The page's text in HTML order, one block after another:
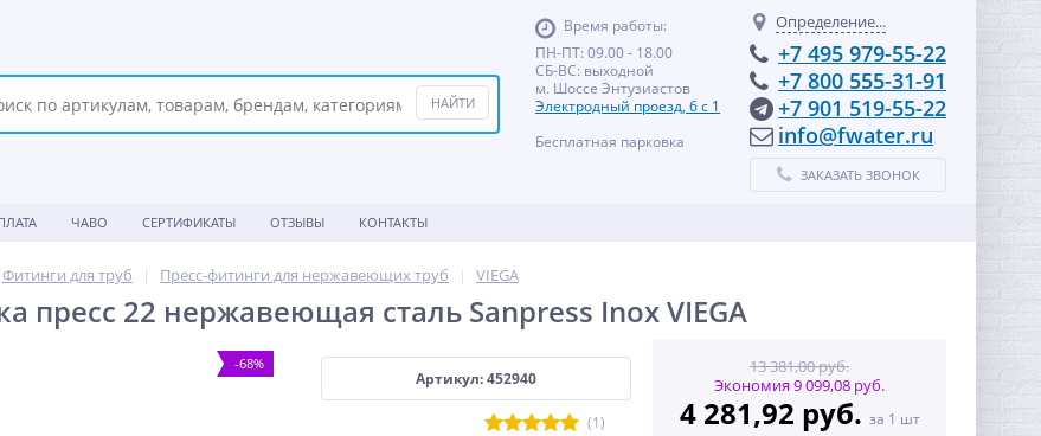
Время работы:
ПН-ПТ: 09.00 - 18.00
СБ-ВС: выходной
м. Шоссе Энтузиастов
Электродный проезд, 6 с 1
Бесплатная парковка
Определение...
+7 495 979-55-22
+7 800 555-31-91
+7 901 519-55-22
info@fwater.ru
ЗАКАЗАТЬ ЗВОНОК
ЧАВО СЕРТИФИКАТЫ ОТЗЫВЫ КОНТАКТЫ
Фитинги для труб Пресс-фитинги для нержавеющих труб VIEGA
пресс 22 нержавеющая сталь Sanpress Inox VIEGA
-68%
Артикул: 452940
(1)
13 381,00 руб.
Экономия 9 099,08 руб.
4 281,92 руб. за 1 шт